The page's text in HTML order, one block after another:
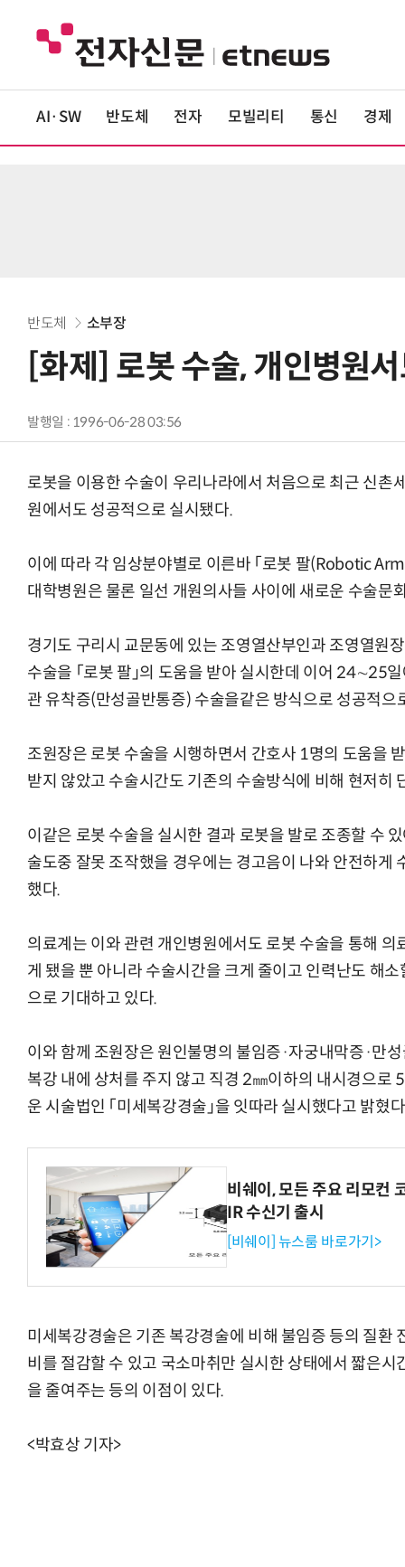
AI·SW 반도체 전자 모빌리티 통신 경제
반도체 소부장
[화제] 로봇 수술, 개인병원
발행일 : 1996-06-28 03:56
로봇을 이용한 수술이 우리나라에서 처음으로 최근 신촌
원에서도 성공적으로 실시됐다.
이에 따라 각 임상분야별로 이른바 「로봇 팔(Robotic
대학병원은 물론 일선 개원의사들 사이에 새로운 수술문
경기도 구리시 교문동에 있는 조영열산부인과 조영열원
수술을 「로봇 팔」의 도움을 받아 실시한데 이어 24∼25
관 유착증(만성골반통증) 수술을같은 방식으로 성공적으
조원장은 로봇 수술을 시행하면서 간호사 1명의 도움을
받지 않았고 수술시간도 기존의 수술방식에 비해 현저히
이같은 로봇 수술을 실시한 결과 로봇을 발로 조종할 수
술도중 잘못 조작했을 경우에는 경고음이 나와 안전하게
했다.
의료계는 이와 관련 개인병원에서도 로봇 수술을 통해 의
게 됐을 뿐 아니라 수술시간을 크게 줄이고 인력난도 해
으로 기대하고 있다.
이와 함께 조원장은 원인불명의 불임증·자궁내막증·만
복강 내에 상처를 주지 않고 직경 2㎜이하의 내시경으로
운 시술법인 「미세복강경술」을 잇따라 실시했다고 밝혔
비쉐이, 모든 주요 리모컨
IR 수신기 출시
[비쉐이] 뉴스룸 바로가기>
미세복강경술은 기존 복강경술에 비해 불임증 등의 질환
비를 절감할 수 있고 국소마취만 실시한 상태에서 짧은
을 줄여주는 등의 이점이 있다.
<박효상 기자>